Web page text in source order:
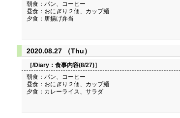
朝食：パン、コーヒー
昼食：おにぎり２個、カップ麺
夕食：唐揚げ弁当
2020.08.27 （Thu）
［/Diary： 食事内容(8/27)］
朝食：パン、コーヒー
昼食：おにぎり２個、カップ麺
夕食：カレーライス、サラダ